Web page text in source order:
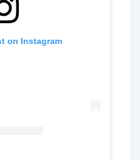
on Instagram